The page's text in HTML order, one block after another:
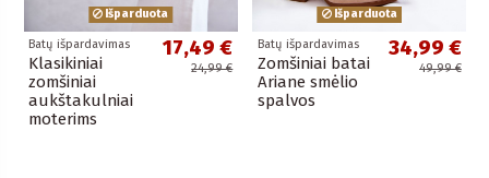
Išparduota
Batų išpardavimas
Klasikiniai
zomšiniai
aukštakulniai
moterims
17,49 €
24,99 €
Išparduota
Batų išpardavimas
Zomšiniai batai
Ariane smėlio
spalvos
34,99 €
49,99 €